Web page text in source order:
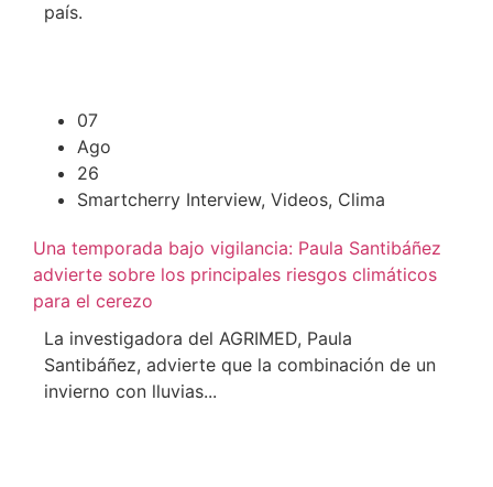
país.
07
Ago
26
Smartcherry Interview, Videos, Clima
Una temporada bajo vigilancia: Paula Santibáñez
advierte sobre los principales riesgos climáticos
para el cerezo
La investigadora del AGRIMED, Paula
Santibáñez, advierte que la combinación de un
invierno con lluvias...